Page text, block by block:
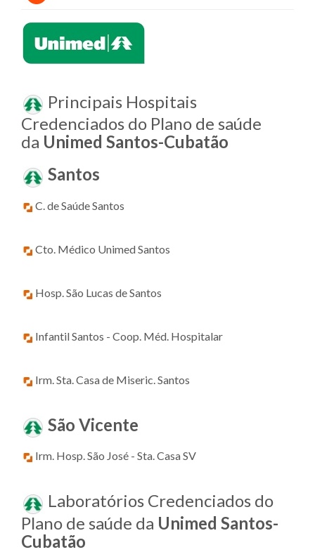
Principais Hospitais
Credenciados do Plano de saúde
da Unimed Santos-Cubatão
Santos
C. de Saúde Santos
Cto. Médico Unimed Santos
Hosp. São Lucas de Santos
Infantil Santos - Coop. Méd. Hospitalar
Irm. Sta. Casa de Miseric. Santos
São Vicente
Irm. Hosp. São José - Sta. Casa SV
Laboratórios Credenciados do
Plano de saúde da Unimed Santos-
Cubatão